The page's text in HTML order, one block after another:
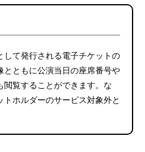
して発行される電子チケットの
とともに公演当日の座席番号や
覧することができます。な
ホルダーのサービス対象外と